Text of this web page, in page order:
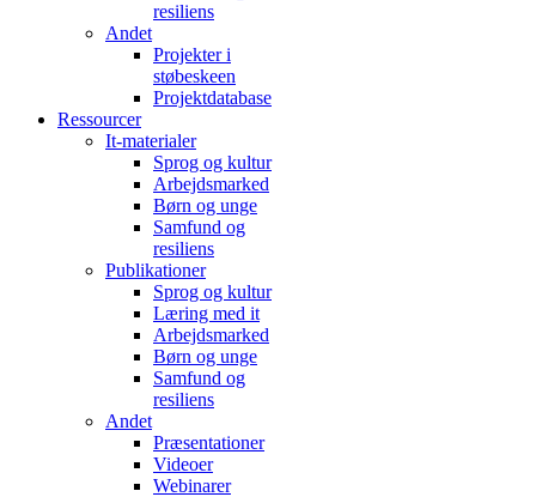
resiliens
Andet
Projekter i
støbeskeen
Projektdatabase
Ressourcer
It-materialer
Sprog og kultur
Arbejdsmarked
Børn og unge
Samfund og
resiliens
Publikationer
Sprog og kultur
Læring med it
Arbejdsmarked
Børn og unge
Samfund og
resiliens
Andet
Præsentationer
Videoer
Webinarer